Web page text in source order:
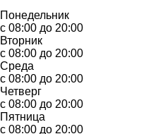
Понедельник
с 08:00 до 20:00
Вторник
с 08:00 до 20:00
Среда
с 08:00 до 20:00
Четверг
с 08:00 до 20:00
Пятница
с 08:00 до 20:00